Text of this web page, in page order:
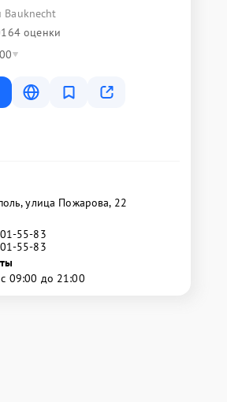
Bauknecht
164 оценки
улица Пожарова, 22
55-83
55-83
09:00 до 21:00